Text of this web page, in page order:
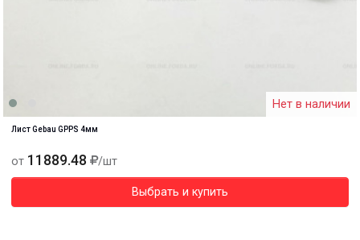
Нет в наличии
Лист Gebau GPPS 4мм
от 11889.48 /шт
Выбрать и купить